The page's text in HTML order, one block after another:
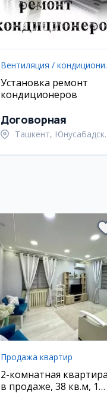
Установка ремонт
кондиционеров
Договорная
Ташкент,
Продажа квартир
2-комнатная квартира
в продаже, 38 кв.м, 1